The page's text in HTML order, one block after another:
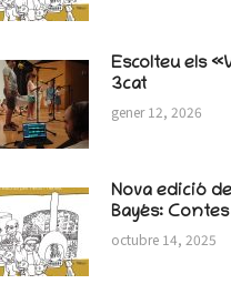
Escolteu els
3cat
gener 12, 2026
Nova edició
Bayés:
octubre 14, 2025